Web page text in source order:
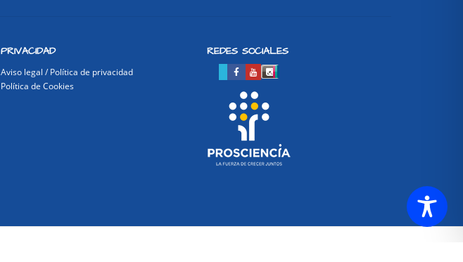
PRIVACIDAD
Aviso legal / Política de privacidad
Política de Cookies
REDES SOCIALES